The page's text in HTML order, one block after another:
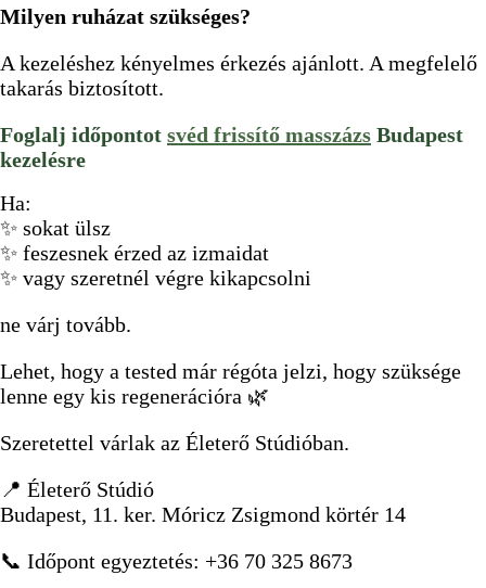
Milyen ruházat szükséges?
A kezeléshez kényelmes érkezés ajánlott. A megfelelő
takarás biztosított.
Foglalj időpontot svéd frissítő masszázs Budapest
kezelésre
Ha:
✨ sokat ülsz
✨ feszesnek érzed az izmaidat
✨ vagy szeretnél végre kikapcsolni
ne várj tovább.
Lehet, hogy a tested már régóta jelzi, hogy szüksége
lenne egy kis regenerációra 🌿
Szeretettel várlak az Életerő Stúdióban.
📍 Életerő Stúdió
Budapest, 11. ker. Móricz Zsigmond körtér 14
📞 Időpont egyeztetés: +36 70 325 8673